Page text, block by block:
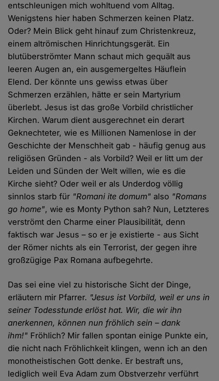
entschleunigen mich wohltuend vom Alltag.
Wenigstens hier haben Schmerzen keinen Platz.
Oder? Mein Blick geht hinauf zum Christenkreuz,
einem altrömischen Hinrichtungsgerät. Ein
blutüberströmter Mann schaut mich gequält aus
leeren Augen an, ein ausgemergeltes Häuflein
Elend. Der könnte uns gewiss etwas über
Schmerzen erzählen, hätte er sein Martyrium
überlebt. Jesus ist das große Vorbild christlicher
Kirchen. Warum dient ausgerechnet ein derart
Geknechteter, wie es Millionen Namenlose in der
Geschichte der Menschheit gab - häufig genug aus
religiösen Gründen - als Vorbild? Weil er litt um der
Leiden und Sünden der Welt willen, wie es die
Kirche sieht? Oder weil er als Underdog völlig
sinnlos starb für "Romani ite domum" also "Romans
go home", wie es Monty Python sah? Nun, Letzteres
verströmt den Charme einer Plausibilität, denn
faktisch war Jesus – so er je existierte - aus Sicht
der Römer nichts als ein Terrorist, der gegen ihre
großzügige Pax Romana aufbegehrte.
Das sei eine viel zu historische Sicht der Dinge,
erläutern mir Pfarrer. "Jesus ist Vorbild, weil er uns in
seiner Todesstunde erlöst hat. Wir, die wir ihn
anerkennen, können nun fröhlich sein – dank
ihm!" Fröhlich? Mir fallen spontan einige Punkte ein,
die nicht nach Fröhlichkeit klingen, wenn ich an den
monotheistischen Gott denke. Er bestraft uns,
lediglich weil Eva Adam zum Obstverzehr verführt